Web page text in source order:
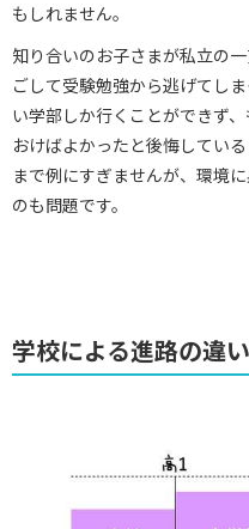
もしれません。
知り合いのお子さまが私立の
ごして受験勉強から逃げてし
い学部しか行くことができず
おけばよかったと後悔してい
まで例にすぎませんが、環境
のも問題です。
学校による進路の違